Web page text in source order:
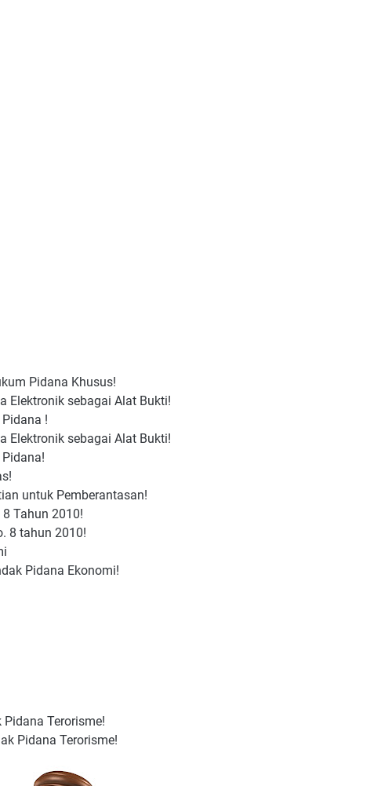
Pidana Khusus!
Elektronik sebagai Alat Bukti!
!
Elektronik sebagai Alat Bukti!
untuk Pemberantasan!
Tahun 2010!
8 tahun 2010!
Pidana Ekonomi!
Terorisme!
Pidana Terorisme!